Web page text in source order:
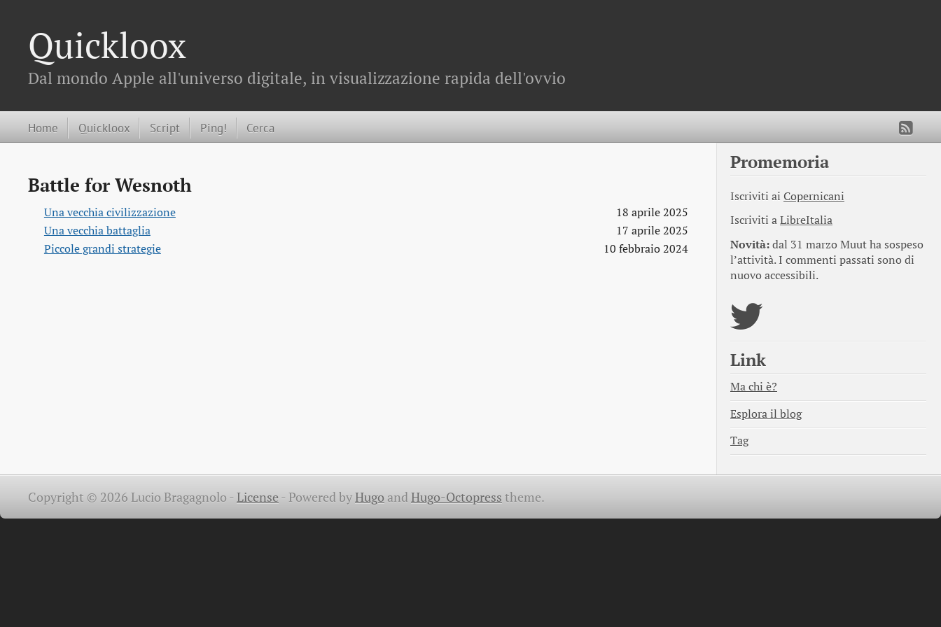
Quickloox
Dal mondo Apple all'universo digitale, in visualizzazione rapida dell'ovvio
Home Quickloox Script Ping! Cerca
Battle for Wesnoth
Una vecchia civilizzazione
18 aprile 2025
Una vecchia battaglia
17 aprile 2025
Piccole grandi strategie
10 febbraio 2024
Promemoria
Iscriviti ai Copernicani
Iscriviti aLibreItalia
Novità:dal 31 marzo Muut ha sospeso
l’attività. I commenti passati sono di
nuovo accessibili.
Link
Ma chi è?
Esplora il blog
Tag
Copyright © 2026 Lucio Bragagnolo -License -Powered byHugoandHugo-Octopress theme.